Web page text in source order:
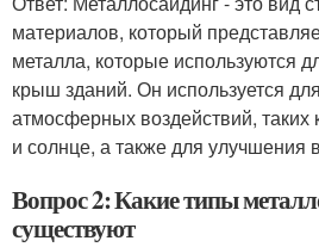
материалов, который
металла, которые используются
крыш зданий. Он используется
атмосферных воздействий, таких
и солнце, а также для улучшения
Вопрос 2: Какие типы
существуют